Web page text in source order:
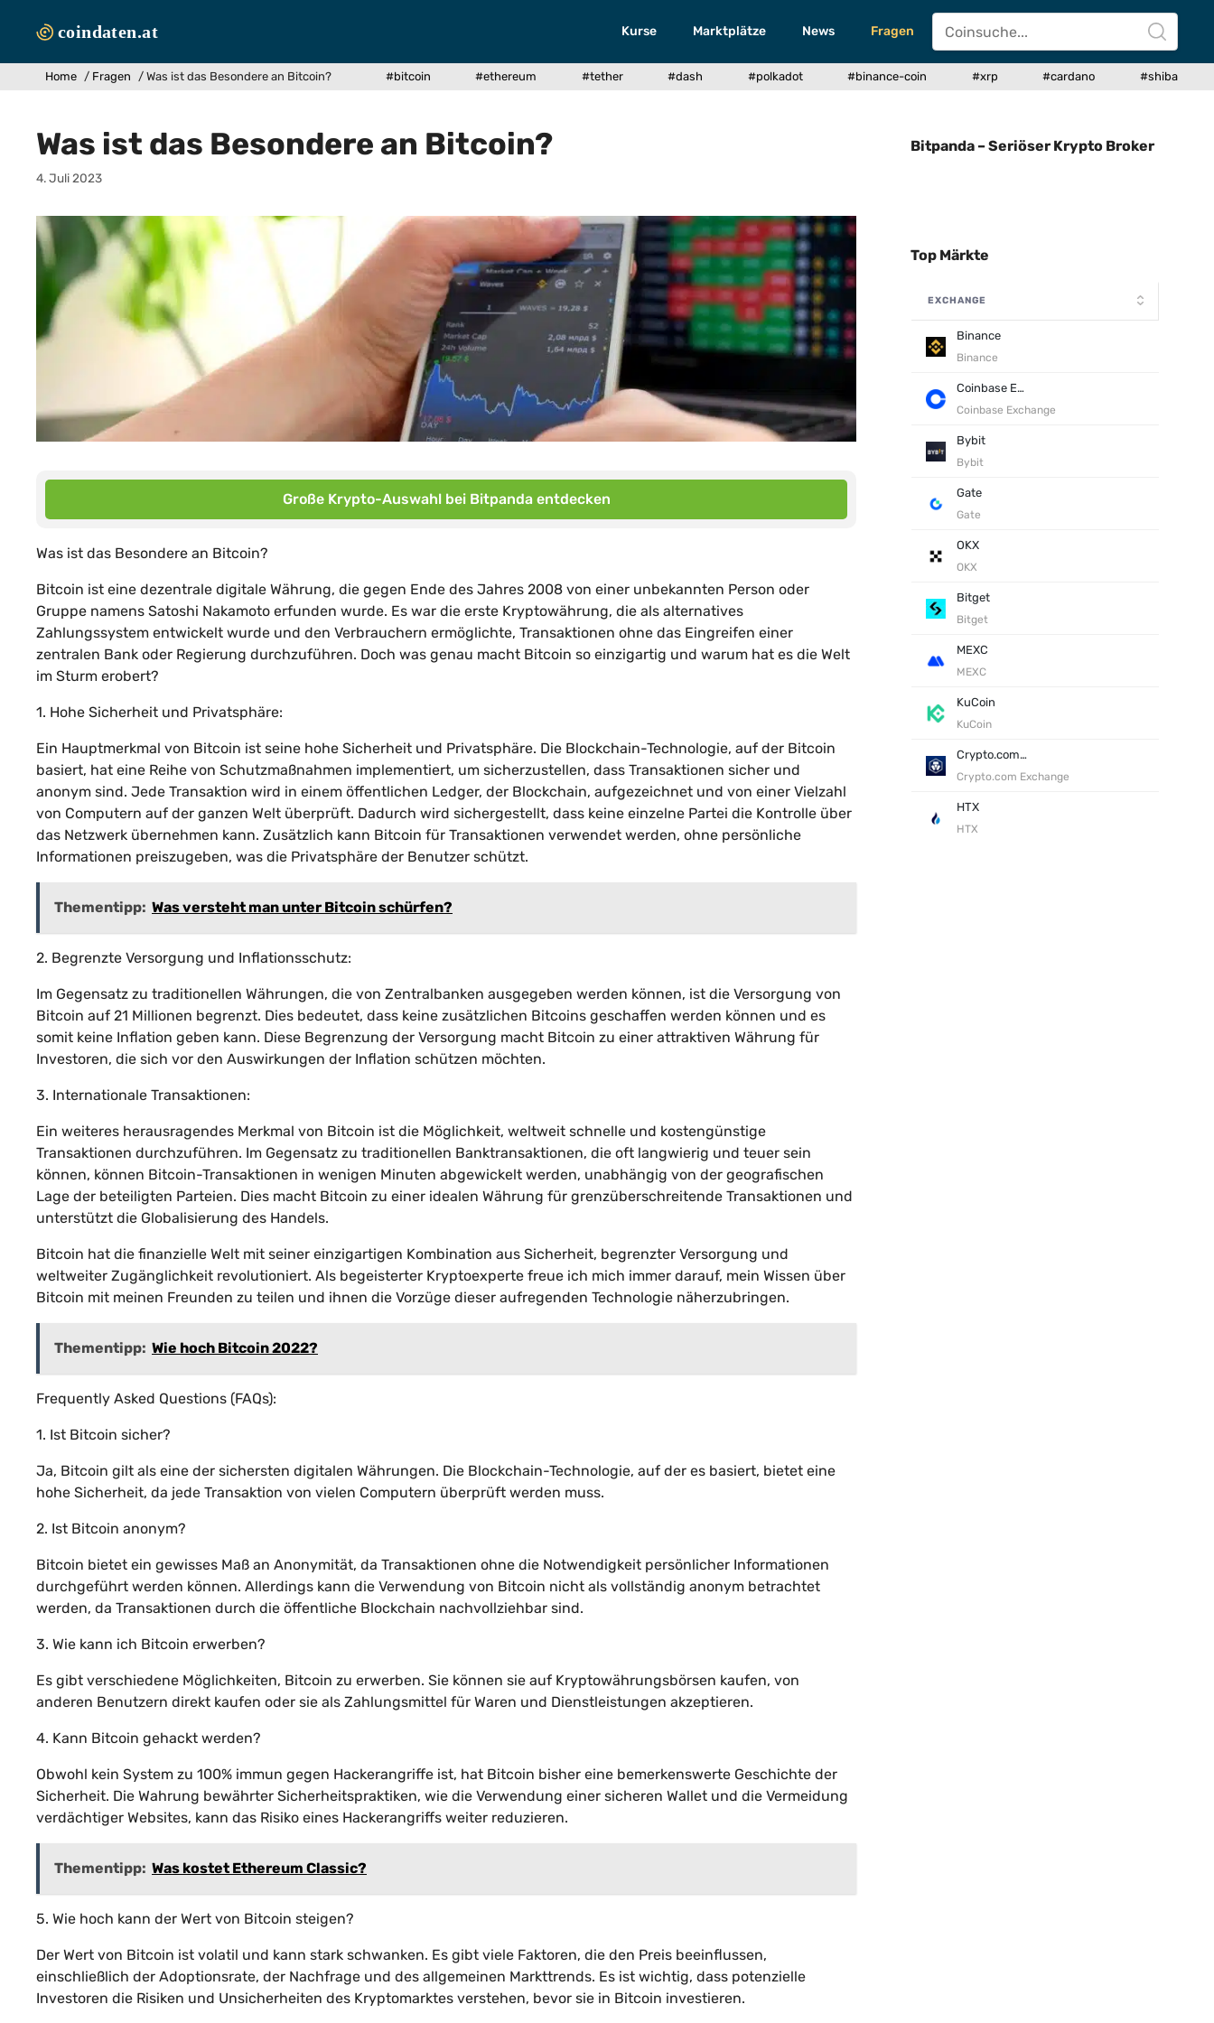
Inhalt
Kurse Marktplätze News Fragen
Home / Fragen / Was ist das Besondere an Bitcoin? #bitcoin #ethereum #tether #dash #polkadot #binance-coin #xrp #cardano #shiba
Was ist das Besondere an Bitcoin?
4. Juli 2023
Große Krypto-Auswahl bei Bitpanda entdecken
Was ist das Besondere an Bitcoin?
Bitcoin ist eine dezentrale digitale Währung, die gegen Ende des Jahres 2008 von einer unbekannten Person oder
Gruppe namens Satoshi Nakamoto erfunden wurde. Es war die erste Kryptowährung, die als alternatives
Zahlungssystem entwickelt wurde und den Verbrauchern ermöglichte, Transaktionen ohne das Eingreifen einer
zentralen Bank oder Regierung durchzuführen. Doch was genau macht Bitcoin so einzigartig und warum hat es die Welt
im Sturm erobert?
1. Hohe Sicherheit und Privatsphäre:
Ein Hauptmerkmal von Bitcoin ist seine hohe Sicherheit und Privatsphäre. Die Blockchain-Technologie, auf der Bitcoin
basiert, hat eine Reihe von Schutzmaßnahmen implementiert, um sicherzustellen, dass Transaktionen sicher und
anonym sind. Jede Transaktion wird in einem öffentlichen Ledger, der Blockchain, aufgezeichnet und von einer Vielzahl
von Computern auf der ganzen Welt überprüft. Dadurch wird sichergestellt, dass keine einzelne Partei die Kontrolle über
das Netzwerk übernehmen kann. Zusätzlich kann Bitcoin für Transaktionen verwendet werden, ohne persönliche
Informationen preiszugeben, was die Privatsphäre der Benutzer schützt.
Thementipp: Was versteht man unter Bitcoin schürfen?
2. Begrenzte Versorgung und Inflationsschutz:
Im Gegensatz zu traditionellen Währungen, die von Zentralbanken ausgegeben werden können, ist die Versorgung von
Bitcoin auf 21 Millionen begrenzt. Dies bedeutet, dass keine zusätzlichen Bitcoins geschaffen werden können und es
somit keine Inflation geben kann. Diese Begrenzung der Versorgung macht Bitcoin zu einer attraktiven Währung für
Investoren, die sich vor den Auswirkungen der Inflation schützen möchten.
3. Internationale Transaktionen:
Ein weiteres herausragendes Merkmal von Bitcoin ist die Möglichkeit, weltweit schnelle und kostengünstige
Transaktionen durchzuführen. Im Gegensatz zu traditionellen Banktransaktionen, die oft langwierig und teuer sein
können, können Bitcoin-Transaktionen in wenigen Minuten abgewickelt werden, unabhängig von der geografischen
Lage der beteiligten Parteien. Dies macht Bitcoin zu einer idealen Währung für grenzüberschreitende Transaktionen und
unterstützt die Globalisierung des Handels.
Bitcoin hat die finanzielle Welt mit seiner einzigartigen Kombination aus Sicherheit, begrenzter Versorgung und
weltweiter Zugänglichkeit revolutioniert. Als begeisterter Kryptoexperte freue ich mich immer darauf, mein Wissen über
Bitcoin mit meinen Freunden zu teilen und ihnen die Vorzüge dieser aufregenden Technologie näherzubringen.
Thementipp: Wie hoch Bitcoin 2022?
Frequently Asked Questions (FAQs):
1. Ist Bitcoin sicher?
Ja, Bitcoin gilt als eine der sichersten digitalen Währungen. Die Blockchain-Technologie, auf der es basiert, bietet eine
hohe Sicherheit, da jede Transaktion von vielen Computern überprüft werden muss.
2. Ist Bitcoin anonym?
Bitcoin bietet ein gewisses Maß an Anonymität, da Transaktionen ohne die Notwendigkeit persönlicher Informationen
durchgeführt werden können. Allerdings kann die Verwendung von Bitcoin nicht als vollständig anonym betrachtet
werden, da Transaktionen durch die öffentliche Blockchain nachvollziehbar sind.
3. Wie kann ich Bitcoin erwerben?
Es gibt verschiedene Möglichkeiten, Bitcoin zu erwerben. Sie können sie auf Kryptowährungsbörsen kaufen, von
anderen Benutzern direkt kaufen oder sie als Zahlungsmittel für Waren und Dienstleistungen akzeptieren.
4. Kann Bitcoin gehackt werden?
Obwohl kein System zu 100% immun gegen Hackerangriffe ist, hat Bitcoin bisher eine bemerkenswerte Geschichte der
Sicherheit. Die Wahrung bewährter Sicherheitspraktiken, wie die Verwendung einer sicheren Wallet und die Vermeidung
verdächtiger Websites, kann das Risiko eines Hackerangriffs weiter reduzieren.
Thementipp: Was kostet Ethereum Classic?
5. Wie hoch kann der Wert von Bitcoin steigen?
Der Wert von Bitcoin ist volatil und kann stark schwanken. Es gibt viele Faktoren, die den Preis beeinflussen,
einschließlich der Adoptionsrate, der Nachfrage und des allgemeinen Markttrends. Es ist wichtig, dass potenzielle
Investoren die Risiken und Unsicherheiten des Kryptomarktes verstehen, bevor sie in Bitcoin investieren.
Bitpanda – Seriöser Krypto Broker
Top Märkte
EXCHANGE
Binance
Binance
Coinbase Exchange
Coinbase Exchange
Bybit
Bybit
Gate
Gate
OKX
OKX
Bitget
Bitget
MEXC
MEXC
KuCoin
KuCoin
Crypto.com Exchange
Crypto.com Exchange
HTX
HTX